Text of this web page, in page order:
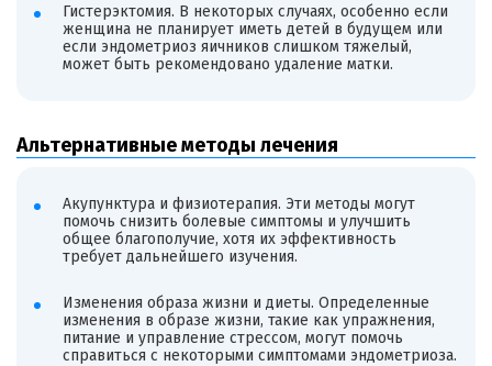
Гистерэктомия. В некоторых случаях, особенно если
женщина не планирует иметь детей в будущем или
если эндометриоз яичников слишком тяжелый,
может быть рекомендовано удаление матки.
Альтернативные методы лечения
Акупунктура и физиотерапия. Эти методы могут
помочь снизить болевые симптомы и улучшить
общее благополучие, хотя их эффективность
требует дальнейшего изучения.
Изменения образа жизни и диеты. Определенные
изменения в образе жизни, такие как упражнения,
питание и управление стрессом, могут помочь
справиться с некоторыми симптомами эндометриоза.